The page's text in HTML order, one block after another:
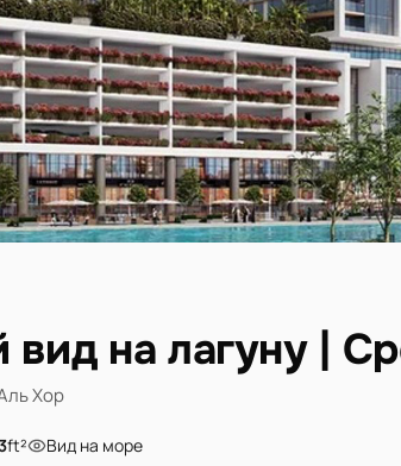
вид на лагуну |
Хор
ft² Вид на море